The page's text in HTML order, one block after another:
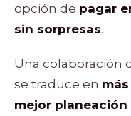
opción de pagar
sin sorpresas.
Una colaboración
se traduce en
mejor